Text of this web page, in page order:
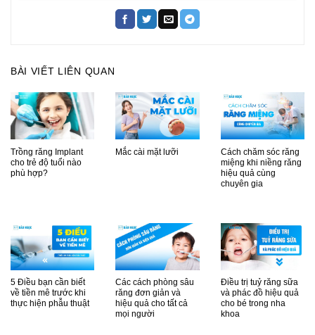
BÀI VIẾT LIÊN QUAN
Trồng răng Implant
cho trẻ độ tuổi nào
phù hợp?
Mắc cài mặt lưỡi
Cách chăm sóc răng
miệng khi niềng răng
hiệu quả cùng
chuyên gia
5 Điều bạn cần biết
về tiền mê trước khi
thực hiện phẫu thuật
Các cách phòng sâu
răng đơn giản và
hiệu quả cho tất cả
mọi người
Điều trị tuỷ răng sữa
và phác đồ hiệu quả
cho bé trong nha
khoa